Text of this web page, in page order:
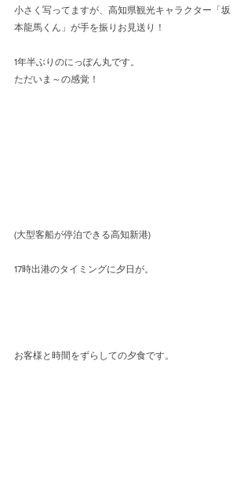
小さく写ってますが、高知県観光キャラクター「坂
本龍馬くん」が手を振りお見送り！
1年半ぶりのにっぽん丸です。
ただいま～の感覚！
(大型客船が停泊できる高知新港)
17時出港のタイミングに夕日が。
お客様と時間をずらしての夕食です。